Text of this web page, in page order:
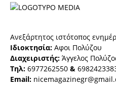
Ανεξάρτητος ιστότοπος
Ιδιοκτησία: Αφοι Πολύζου
Διαχειριστής: Άγγελος
Τηλ: 6977262550 &
Email: